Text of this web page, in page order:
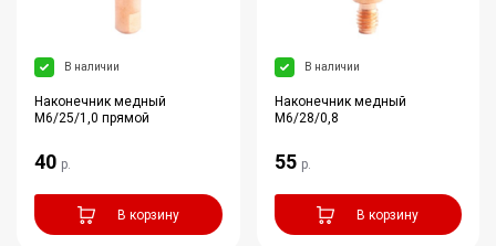
В наличии
Наконечник медный
M6/25/1,0 прямой
40 р.
В корзину
В наличии
Наконечник медный
M6/28/0,8
55 р.
В корзину